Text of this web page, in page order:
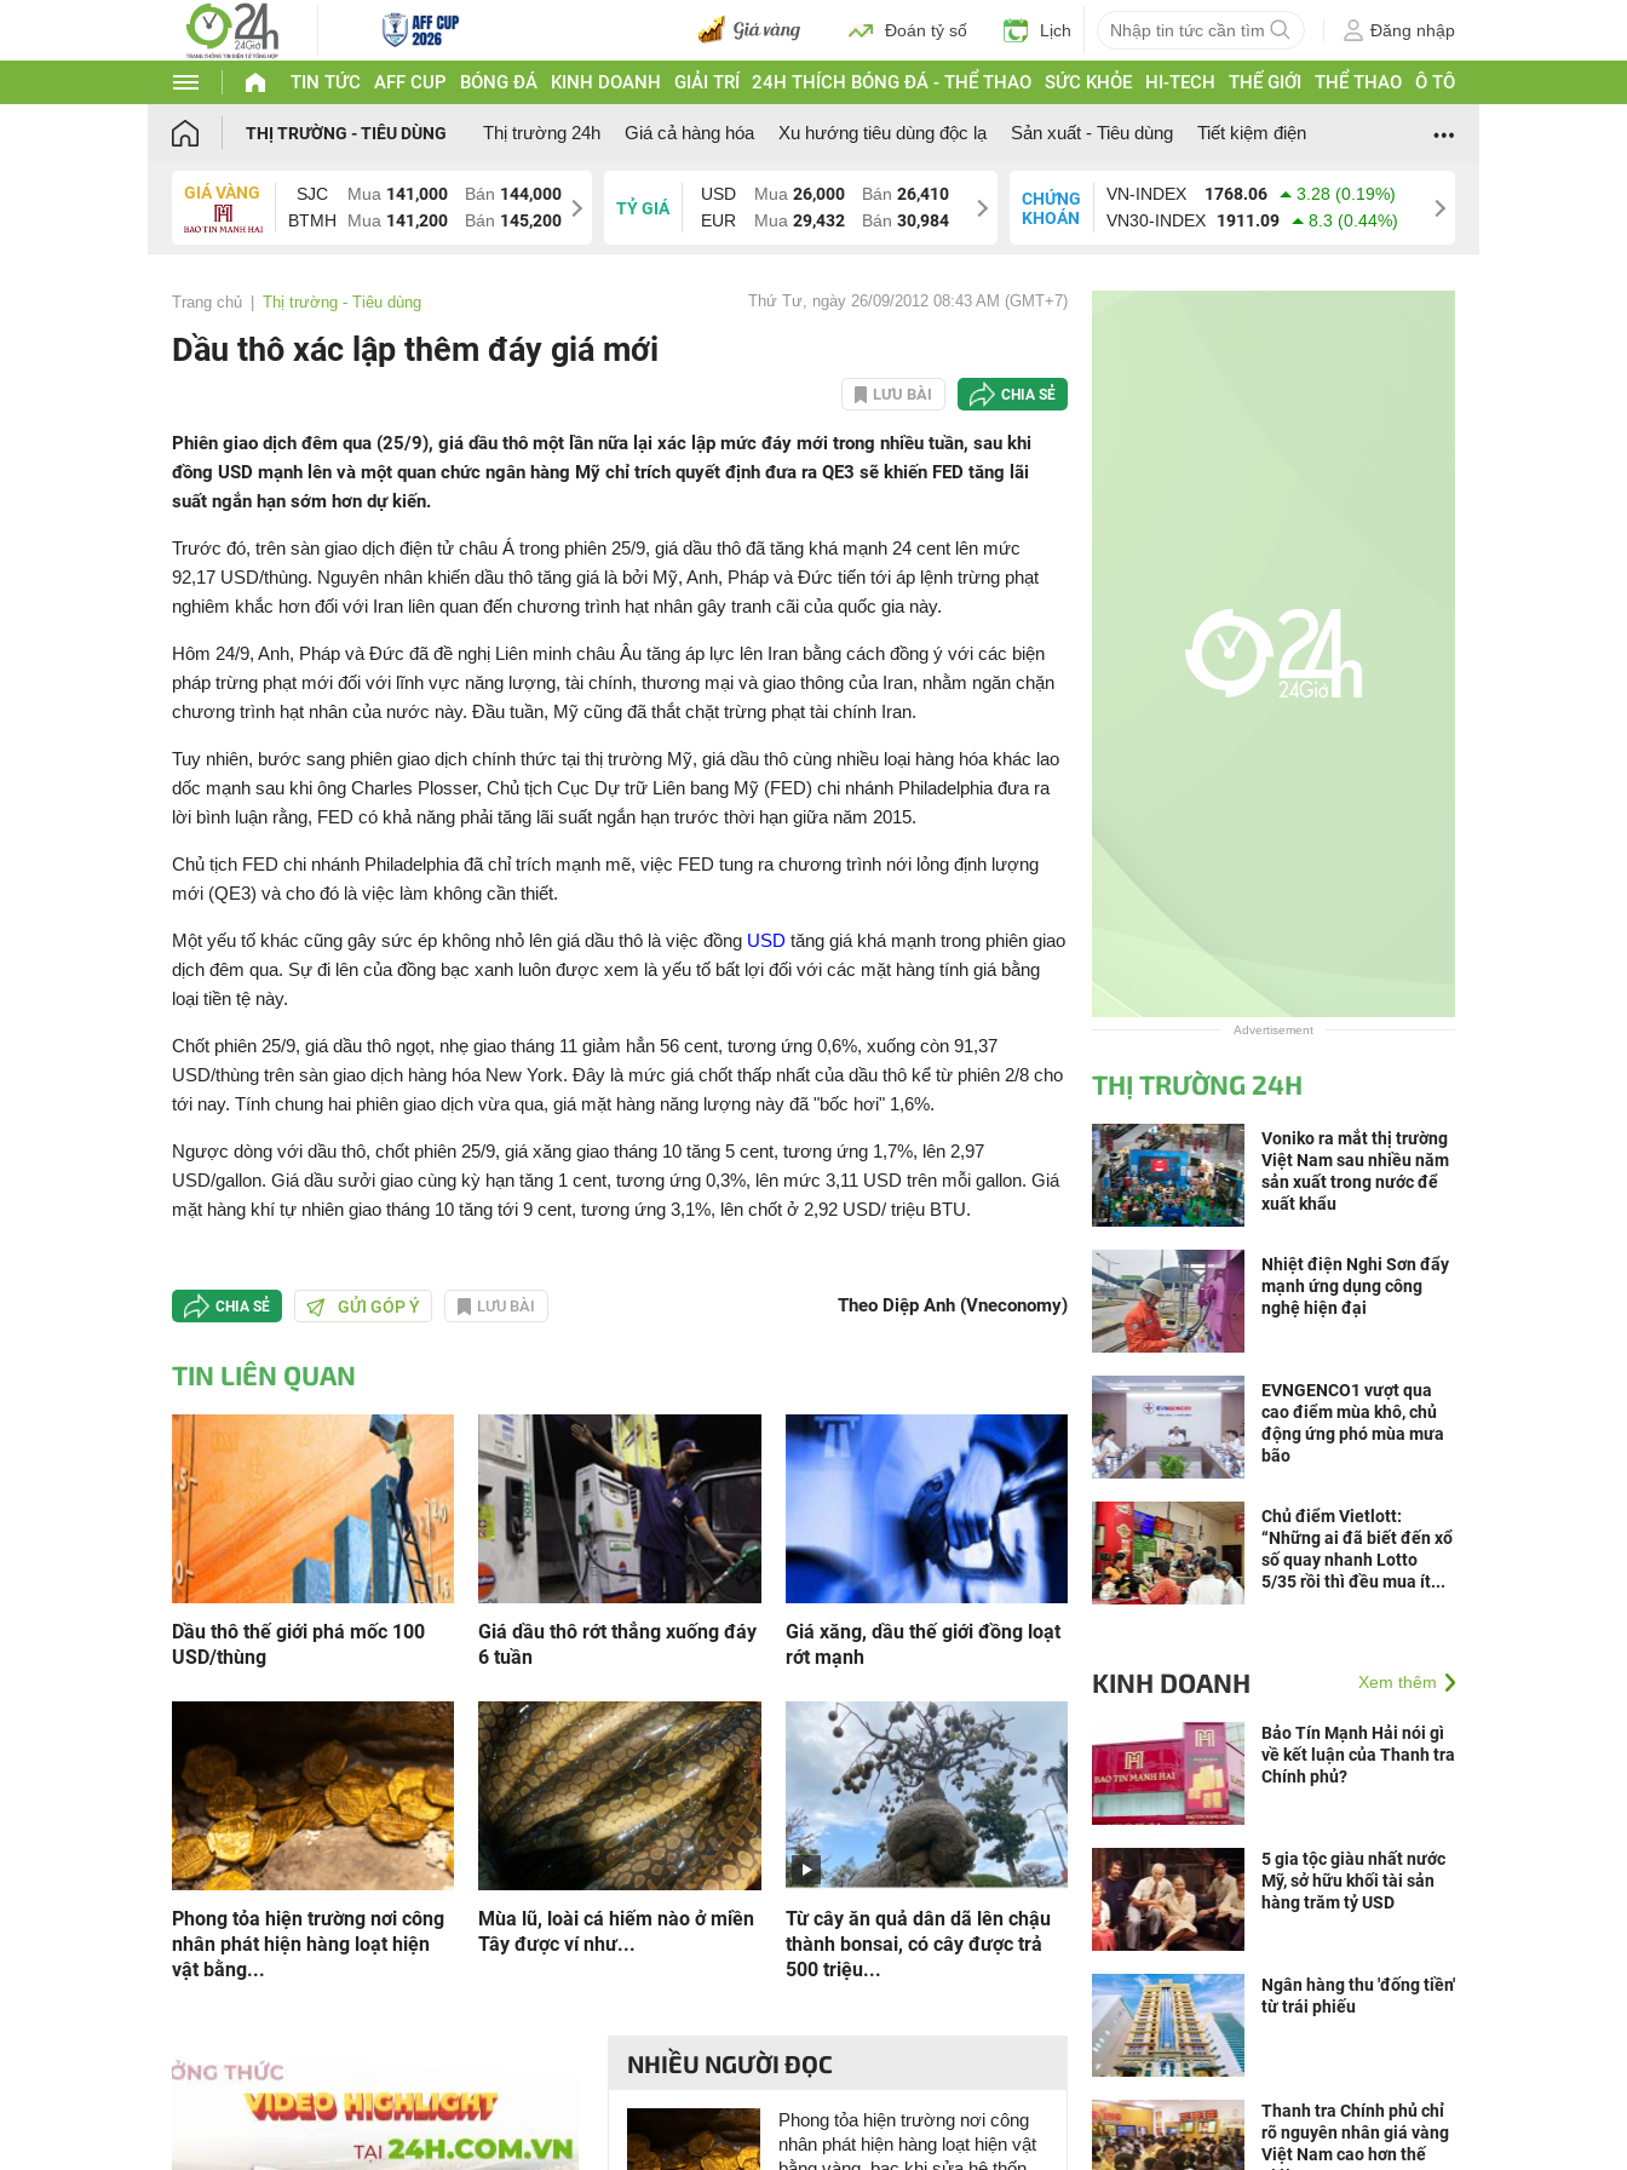
Đoán tỷ số Lịch Đăng nhập
TIN TỨC AFF CUP BÓNG ĐÁ KINH DOANH GIẢI TRÍ 24H THÍCH BÓNG ĐÁ - THỂ THAO SỨC KHỎE HI-TECH THẾ GIỚI THỂ THAO Ô TÔ
THỊ TRƯỜNG - TIÊU DÙNG Thị trường 24h Giá cả hàng hóa Xu hướng tiêu dùng độc lạ Sản xuất - Tiêu dùng Tiết kiệm điện
GIÁ VÀNG SJC Mua 141,000 Bán 144,000
BTMH
Mua 141,200 Bán 145,200
TỶ GIÁ
USD Mua 26,000 Bán 26,410
EUR
Mua 29,432 Bán 30,984
CHỨNG
KHOÁN
VN-INDEX 1768.06
3.28 (0.19%)
VN30-INDEX
1911.09 8.3 (0.44%)
Trang chủ Thị trường - Tiêu dùng Thứ Tư, ngày 26/09/2012 08:43 AM (GMT+7)
Dầu thô xác lập thêm đáy giá mới
LƯU BÀI CHIA SẺ
Phiên giao dịch đêm qua (25/9), giá dầu thô một lần nữa lại xác lập mức đáy mới trong nhiều tuần, sau khi
đồng USD mạnh lên và một quan chức ngân hàng Mỹ chỉ trích quyết định đưa ra QE3 sẽ khiến FED tăng lãi
suất ngắn hạn sớm hơn dự kiến.
Trước đó, trên sàn giao dịch điện tử châu Á trong phiên 25/9, giá dầu thô đã tăng khá mạnh 24 cent lên mức
92,17 USD/thùng. Nguyên nhân khiến dầu thô tăng giá là bởi Mỹ, Anh, Pháp và Đức tiến tới áp lệnh trừng phạt
nghiêm khắc hơn đối với Iran liên quan đến chương trình hạt nhân gây tranh cãi của quốc gia này.
Hôm 24/9, Anh, Pháp và Đức đã đề nghị Liên minh châu Âu tăng áp lực lên Iran bằng cách đồng ý với các biện
pháp trừng phạt mới đối với lĩnh vực năng lượng, tài chính, thương mại và giao thông của Iran, nhằm ngăn chặn
chương trình hạt nhân của nước này. Đầu tuần, Mỹ cũng đã thắt chặt trừng phạt tài chính Iran.
Tuy nhiên, bước sang phiên giao dịch chính thức tại thị trường Mỹ, giá dầu thô cùng nhiều loại hàng hóa khác lao
dốc mạnh sau khi ông Charles Plosser, Chủ tịch Cục Dự trữ Liên bang Mỹ (FED) chi nhánh Philadelphia đưa ra
lời bình luận rằng, FED có khả năng phải tăng lãi suất ngắn hạn trước thời hạn giữa năm 2015.
Chủ tịch FED chi nhánh Philadelphia đã chỉ trích mạnh mẽ, việc FED tung ra chương trình nới lỏng định lượng
mới (QE3) và cho đó là việc làm không cần thiết.
Một yếu tố khác cũng gây sức ép không nhỏ lên giá dầu thô là việc đồng USD tăng giá khá mạnh trong phiên giao
dịch đêm qua. Sự đi lên của đồng bạc xanh luôn được xem là yếu tố bất lợi đối với các mặt hàng tính giá bằng
loại tiền tệ này.
Chốt phiên 25/9, giá dầu thô ngọt, nhẹ giao tháng 11 giảm hẳn 56 cent, tương ứng 0,6%, xuống còn 91,37
USD/thùng trên sàn giao dịch hàng hóa New York. Đây là mức giá chốt thấp nhất của dầu thô kể từ phiên 2/8 cho
tới nay. Tính chung hai phiên giao dịch vừa qua, giá mặt hàng năng lượng này đã "bốc hơi" 1,6%.
Ngược dòng với dầu thô, chốt phiên 25/9, giá xăng giao tháng 10 tăng 5 cent, tương ứng 1,7%, lên 2,97
USD/gallon. Giá dầu sưởi giao cùng kỳ hạn tăng 1 cent, tương ứng 0,3%, lên mức 3,11 USD trên mỗi gallon. Giá
mặt hàng khí tự nhiên giao tháng 10 tăng tới 9 cent, tương ứng 3,1%, lên chốt ở 2,92 USD/ triệu BTU.
CHIA SẺ GỬI GÓP Ý LƯU BÀI Theo Diệp Anh (Vneconomy)
TIN LIÊN QUAN
Dầu thô thế giới phá mốc 100
USD/thùng
Giá dầu thô rớt thẳng xuống đáy
6 tuần
Giá xăng, dầu thế giới đồng loạt
rớt mạnh
Phong tỏa hiện trường nơi công
nhân phát hiện hàng loạt hiện
vật bằng...
Mùa lũ, loài cá hiếm nào ở miền
Tây được ví như...
Từ cây ăn quả dân dã lên chậu
thành bonsai, có cây được trả
500 triệu...
NHIỀU NGƯỜI ĐỌC
Phong tỏa hiện trường nơi công
nhân phát hiện hàng loạt hiện vật
Advertisement
THỊ TRƯỜNG 24H
Voniko ra mắt thị trường
Việt Nam sau nhiều năm
sản xuất trong nước để
xuất khẩu
Nhiệt điện Nghi Sơn đẩy
mạnh ứng dụng công
nghệ hiện đại
EVNGENCO1 vượt qua
cao điểm mùa khô, chủ
động ứng phó mùa mưa
bão
Chủ điểm Vietlott:
“Những ai đã biết đến xổ
số quay nhanh Lotto
5/35 rồi thì đều mua ít...
KINH DOANH Xem thêm
Bảo Tín Mạnh Hải nói gì
về kết luận của Thanh tra
Chính phủ?
5 gia tộc giàu nhất nước
Mỹ, sở hữu khối tài sản
hàng trăm tỷ USD
Ngân hàng thu 'đống tiền'
từ trái phiếu
Thanh tra Chính phủ chỉ
rõ nguyên nhân giá vàng
Việt Nam cao hơn thế